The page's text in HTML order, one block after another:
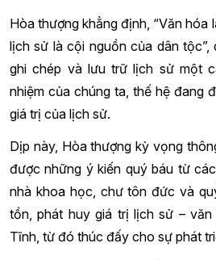
Hòa thượng khẳng định, “Văn hóa
lịch sử là cội nguồn của dân
ghi chép và lưu trữ lịch sử một
nhiệm của chúng ta, thế hệ đang
giá trị của lịch sử.
Dịp này, Hòa thượng kỳ vọng
được những ý kiến quý báu từ
nhà khoa học, chư tôn đức và
tồn, phát huy giá trị lịch sử –
Tĩnh, từ đó thúc đấy cho sự phát